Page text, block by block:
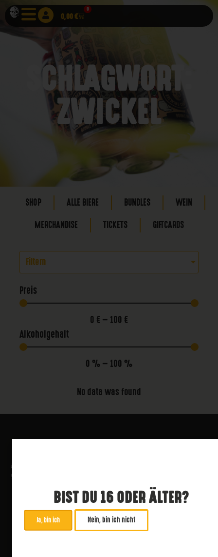
0,00€
0
SCHLAGWORT:
ZWICKEL
SHOP ALLE BIERE BUNDLES WEIN
MERCHANDISE TICKETS GIFTCARDS
Filtern
Preis
0 € — 100 €
Alkoholgehalt
0 % — 100 %
No data was found
BIST DU 16 ODER ÄLTER?
Ja, bin ich Nein, bin ich nicht